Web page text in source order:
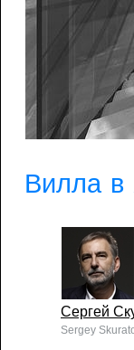
Вилла в
Сергей
Sergey